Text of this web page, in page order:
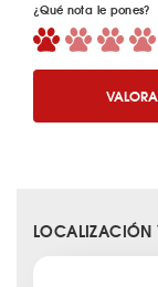
¿Qué nota le pones?
LOCALIZACIÓN